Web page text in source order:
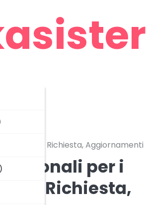
di Richiesta, Aggiornamenti
per i
di Richiesta,